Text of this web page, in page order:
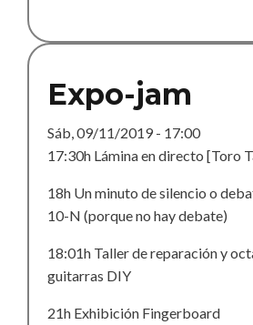
Expo-jam
Sáb, 09/11/2019 - 17:00
17:30h Lámina en directo [Toro
18h Un minuto de silencio o
10-N (porque no hay debate)
18:01h Taller de reparación y
guitarras DIY
21h Exhibición Fingerboard